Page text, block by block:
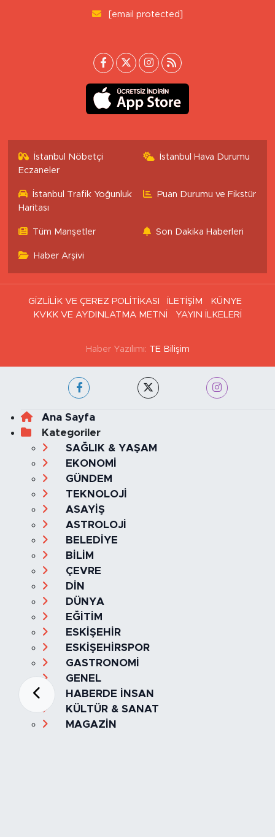
[email protected]
İstanbul Nöbetçi
Eczaneler
İstanbul Hava Durumu
İstanbul Trafik Yoğunluk
Haritası
Puan Durumu ve Fikstür
Tüm Manşetler Son Dakika Haberleri
Haber Arşivi
GİZLİLİK VE ÇEREZ POLİTİKASI İLETİŞİM
KÜNYE
KVKK VE AYDINLATMA METNİ
YAYIN İLKELERİ
Haber Yazılımı: TE Bilişim
Ana Sayfa
Kategoriler
SAĞLIK & YAŞAM
EKONOMİ
GÜNDEM
TEKNOLOJİ
ASAYİŞ
ASTROLOJİ
BELEDİYE
BİLİM
ÇEVRE
DİN
DÜNYA
EĞİTİM
ESKİŞEHİR
ESKİŞEHİRSPOR
GASTRONOMİ
GENEL
HABERDE İNSAN
KÜLTÜR & SANAT
MAGAZİN